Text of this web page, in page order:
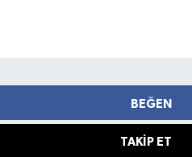
BEĞEN
TAKIP ET